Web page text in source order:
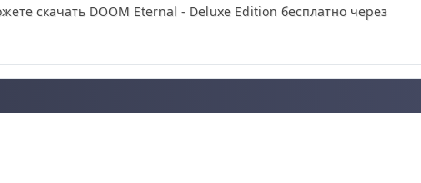
скачать DOOM Eternal - Deluxe Edition бесплатно через